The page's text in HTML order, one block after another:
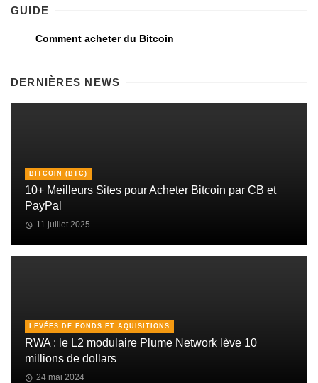
GUIDE
Comment acheter du Bitcoin
DERNIÈRES NEWS
BITCOIN (BTC)
10+ Meilleurs Sites pour Acheter Bitcoin par CB et
PayPal
11 juillet 2025
LEVÉES DE FONDS ET AQUISITIONS
RWA : le L2 modulaire Plume Network lève 10
millions de dollars
24 mai 2024